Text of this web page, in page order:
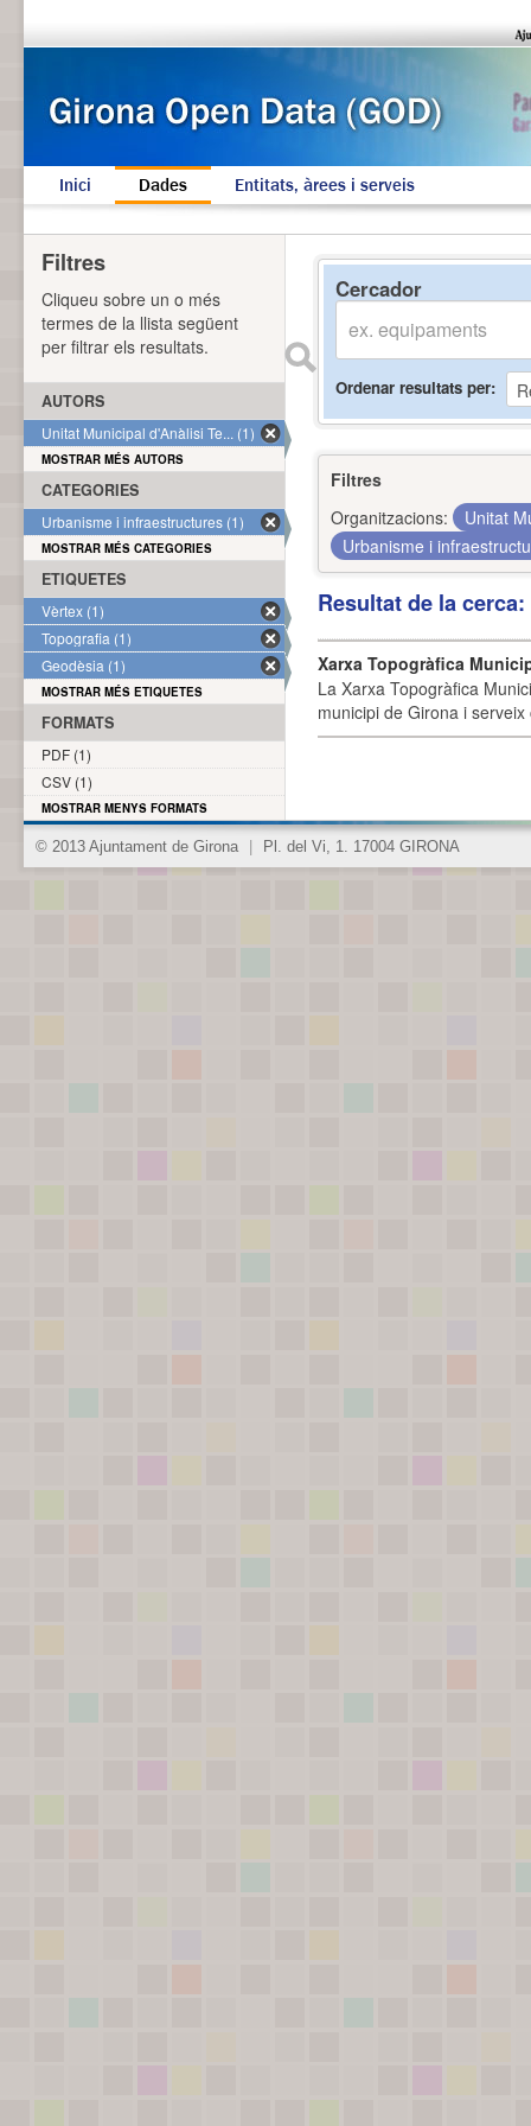
Inici Dades Entitats, àrees i serveis
Cercador
Ordenar resultats per
Filtres
Organitzacions:
Unitat
Urbanisme i
Resultat de la
Xarxa Topogràfica
La Xarxa Topogràfica
municipi de Girona i
Filtres
Cliqueu sobre un o més
termes de la llista següent
per filtrar els resultats.
AUTORS
Unitat Municipal d'Anàlisi Te... (1)
MOSTRAR MÉS AUTORS
CATEGORIES
Urbanisme i infraestructures (1)
MOSTRAR MÉS CATEGORIES
ETIQUETES
Vèrtex (1)
Topografia (1)
Geodèsia (1)
MOSTRAR MÉS ETIQUETES
FORMATS
PDF (1)
CSV (1)
MOSTRAR MENYS FORMATS
© 2013 Ajuntament de Girona Pl. del Vi, 1. 17004 GIRONA